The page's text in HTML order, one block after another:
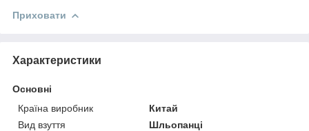
Приховати
Характеристики
Основні
Країна виробник
Китай
Вид взуття
Шльопанці